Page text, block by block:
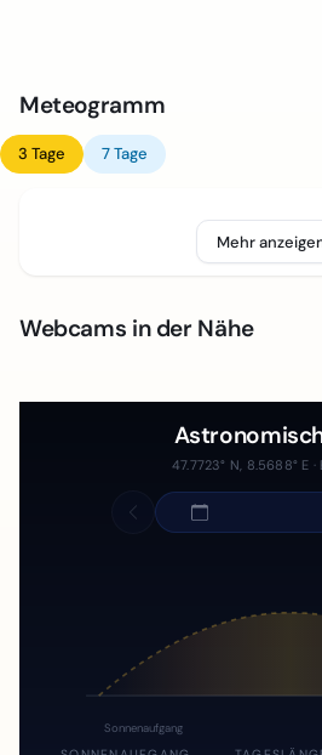
Meteogramm
3 Tage 7 Tage
Mehr
Webcams in der Nähe
47.7723° N, 8.5688° E
Sonnenaufgang